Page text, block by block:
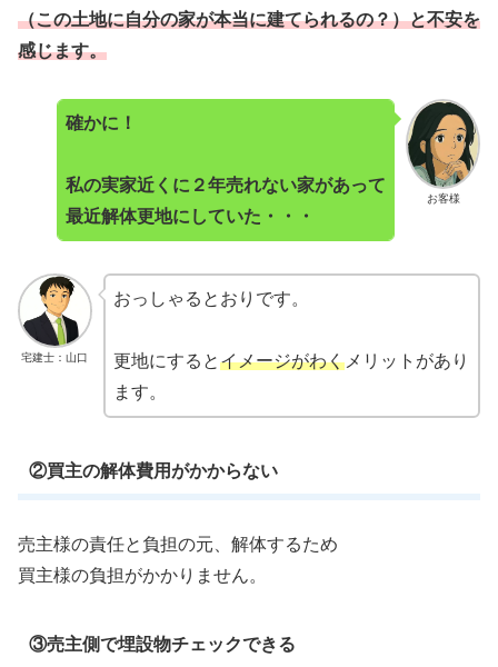
（この土地に自分の家が本当に建てられるの？）と不安を
感じます。
お客様
確かに！
私の実家近くに２年売れない家があって
最近解体更地にしていた・・・
宅建士：山口
おっしゃるとおりです。
更地にするとイメージがわくメリットがあり
ます。
②買主の解体費用がかからない
売主様の責任と負担の元、解体するため
買主様の負担がかかりません。
③売主側で埋設物チェックできる